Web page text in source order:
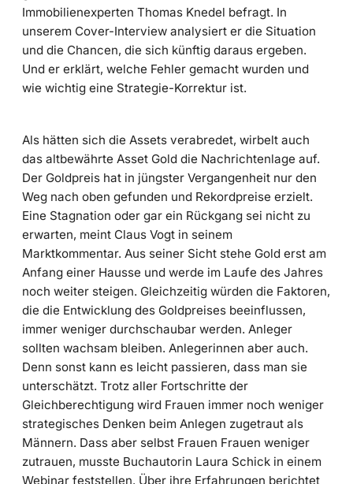
Immobilienexperten Thomas Knedel befragt. In
unserem Cover-Interview analysiert er die Situation
und die Chancen, die sich künftig daraus ergeben.
Und er erklärt, welche Fehler gemacht wurden und
wie wichtig eine Strategie-Korrektur ist.
Als hätten sich die Assets verabredet, wirbelt auch
das altbewährte Asset Gold die Nachrichtenlage auf.
Der Goldpreis hat in jüngster Vergangenheit nur den
Weg nach oben gefunden und Rekordpreise erzielt.
Eine Stagnation oder gar ein Rückgang sei nicht zu
erwarten, meint Claus Vogt in seinem
Marktkommentar. Aus seiner Sicht stehe Gold erst am
Anfang einer Hausse und werde im Laufe des Jahres
noch weiter steigen. Gleichzeitig würden die Faktoren,
die die Entwicklung des Goldpreises beeinflussen,
immer weniger durchschaubar werden. Anleger
sollten wachsam bleiben. Anlegerinnen aber auch.
Denn sonst kann es leicht passieren, dass man sie
unterschätzt. Trotz aller Fortschritte der
Gleichberechtigung wird Frauen immer noch weniger
strategisches Denken beim Anlegen zugetraut als
Männern. Dass aber selbst Frauen Frauen weniger
zutrauen, musste Buchautorin Laura Schick in einem
Webinar feststellen. Über ihre Erfahrungen berichtet